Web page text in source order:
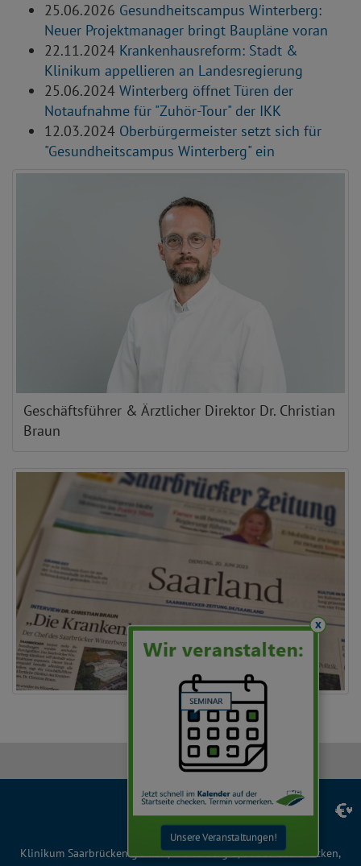
25.06.2026 Gesundheitscampus Winterberg:
Neuer Projektmanager bringt Baupläne voran
22.11.2024 Krankenhausreform: Stadt &
Klinikum appellieren an Landesregierung
25.06.2024 Winterberg öffnet Türen der
Notaufnahme für "Zuhör-Tour" der IKK
12.03.2024 Oberbürgermeister setzt sich für
"Gesundheitscampus Winterberg" ein
Geschäftsführer & Ärztlicher Direktor Dr. Christian
Braun
TikTok
YouTube
LinkedIn
Instagram
Facebook
Klinikum Saarbrücken gGmbH, Winterberg 1, 66119 Saarbrücken,
x
Unsere Veranstaltungen!